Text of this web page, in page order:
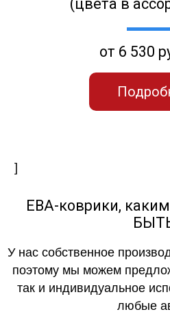
(цвета в
от 6 530
]
ЕВА-коврики,
У нас собственное
поэтому мы можем
так и индивидуальное
любые